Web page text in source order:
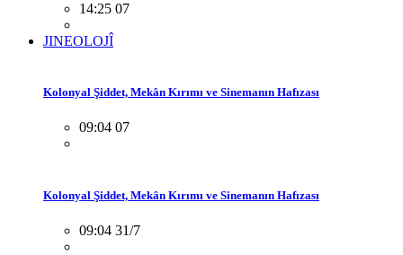
14:25 07
JINEOLOJÎ
Kolonyal Şiddet, Mekân Kırımı ve Sinemanın Hafızası
09:04 07
Kolonyal Şiddet, Mekân Kırımı ve Sinemanın Hafızası
09:04 31/7